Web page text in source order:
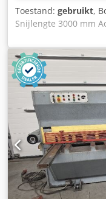
Toestand: gebruikt,
Snijlengte 3000 mm
vermogen 7,5-10 kW
Dcodpfsztf Azox Ad